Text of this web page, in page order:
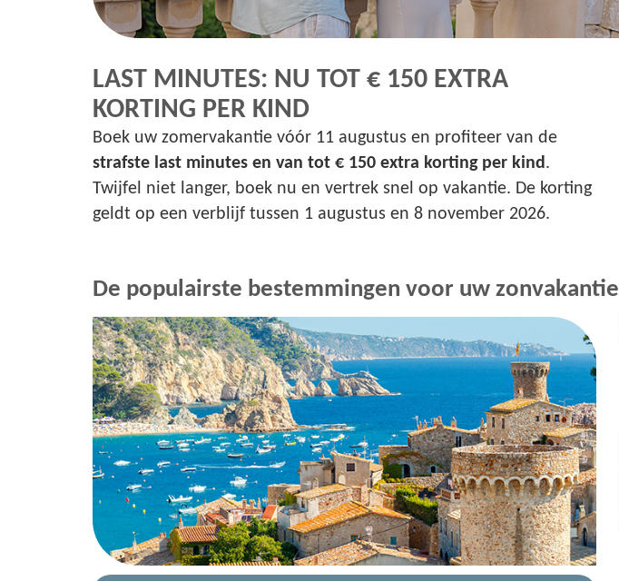
LAST MINUTES: NU TOT € 150 EXTRA
KORTING PER KIND
Boek uw zomervakantie vóór 11 augustus en profiteer van de
strafste last minutes en van tot € 150 extra korting per kind.
Twijfel niet langer, boek nu en vertrek snel op vakantie. De korting
geldt op een verblijf tussen 1 augustus en 8 november 2026.
De populairste bestemmingen voor uw zonvakantie